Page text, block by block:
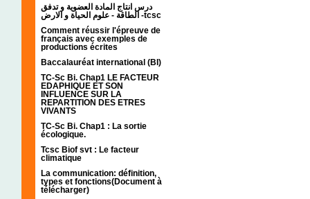
درس انتاج المادة العضوية و تدفق
الطاقة - علوم الحياة و الارض -tcsc
Comment réussir l'épreuve de
français avec exemples de
productions écrites
Baccalauréat international (BI)
TC-Sc Bi. Chap1 LE FACTEUR
EDAPHIQUE ET SON
INFLUENCE SUR LA
REPARTITION DES ETRES
VIVANTS
TC-Sc Bi. Chap1 : La sortie
écologique.
Tcsc Biof svt : Le facteur
climatique
La communication: définition,
types et fonctions(Document à
télécharger)